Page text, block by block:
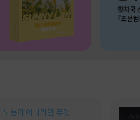
노동이 아니라면 무엇